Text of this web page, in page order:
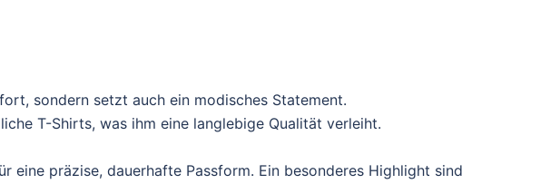
sondern setzt auch ein modisches Statement.
T-Shirts, was ihm eine langlebige Qualität verleiht.
präzise, dauerhafte Passform. Ein besonderes Highlight sind